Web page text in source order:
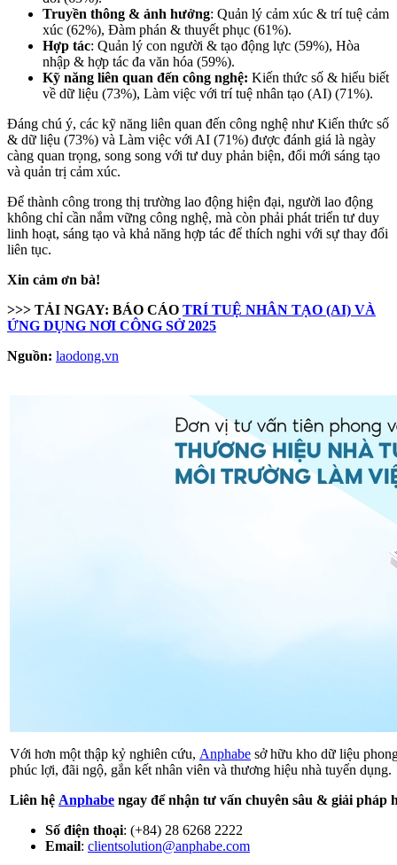
Truyền thông & ảnh hưởng: Quản lý cảm xúc & trí tuệ cảm
xúc (62%), Đàm phán & thuyết phục (61%).
Hợp tác: Quản lý con người & tạo động lực (59%), Hòa
nhập & hợp tác đa văn hóa (59%).
Kỹ năng liên quan đến công nghệ: Kiến thức số & hiểu biết
về dữ liệu (73%), Làm việc với trí tuệ nhân tạo (AI) (71%).
Đáng chú ý, các kỹ năng liên quan đến công nghệ như Kiến thức số
& dữ liệu (73%) và Làm việc với AI (71%) được đánh giá là ngày
càng quan trọng, song song với tư duy phản biện, đổi mới sáng tạo
và quản trị cảm xúc.
Để thành công trong thị trường lao động hiện đại, người lao động
không chỉ cần nắm vững công nghệ, mà còn phải phát triển tư duy
linh hoạt, sáng tạo và khả năng hợp tác để thích nghi với sự thay đổi
liên tục.
Xin cảm ơn bà!
>>> TẢI NGAY: BÁO CÁO TRÍ TUỆ NHÂN TẠO (AI) VÀ
ỨNG DỤNG NƠI CÔNG SỞ 2025
Nguồn: laodong.vn
Với hơn một thập kỷ nghiên cứu, Anphabe sở hữu kho dữ liệu
phúc lợi, đãi ngộ, gắn kết nhân viên và thương hiệu nhà tuyển
Liên hệ Anphabe ngay để nhận tư vấn chuyên sâu & giải pháp
Số điện thoại: (+84) 28 6268 2222
Email: clientsolution@anphabe.com